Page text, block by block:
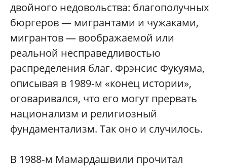
двой­ного недовольства: благополучных
бюргеров — мигрантами и чужаками,
мигрантов — воображаемой или
реальной несправедливостью
распределения благ. Фрэнсис Фукуяма,
описывая в 1989‑м «конец истории»,
оговаривался, что его могут прервать
национализм и религиозный
фундаментализм. Так оно и случилось.
В 1988‑м Мамардашвили прочитал